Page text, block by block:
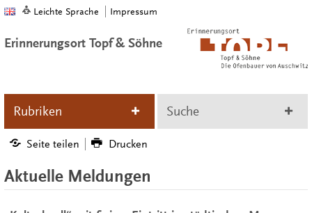
Leichte Sprache Impressum
Erinnerungsort Topf & Söhne
Rubriken Suche
Seite teilen Drucken
Aktuelle Meldungen